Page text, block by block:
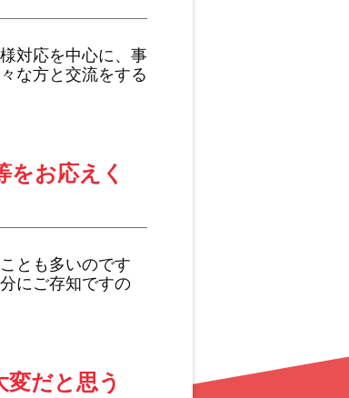
対応を中心に、事
な方と交流をする
お応えく
とも多いのです
にご存知ですの
だと思う